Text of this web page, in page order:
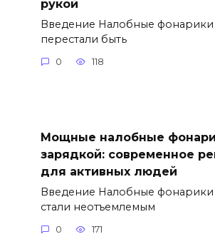
рукой
Введение Налобные фонарики
перестали быть
0 118
Мощные налобные
зарядкой: современное
для активных людей
Введение Налобные фонарики
стали неотъемлемым
0 171